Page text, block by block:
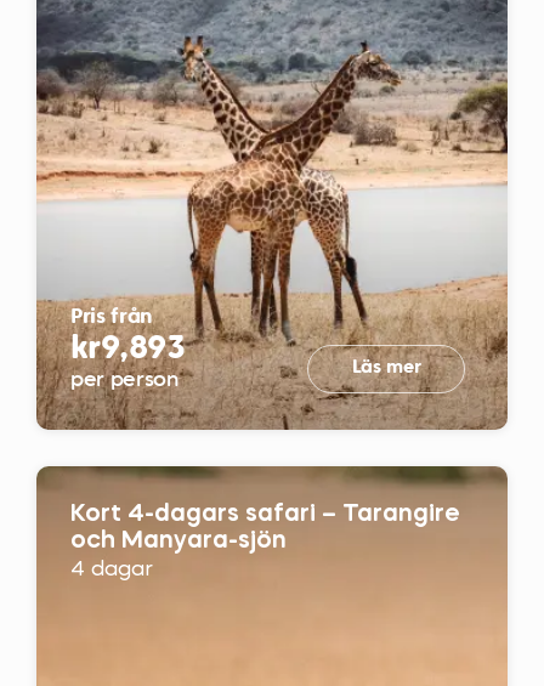
Pris från
kr9,893
per person
Läs mer
Kort 4-dagars safari – Tarangire
och Manyara-sjön
4 dagar